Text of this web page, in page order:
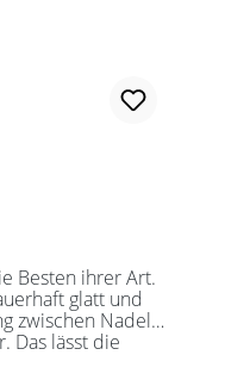
Besten ihrer Art.
glatt und
zwischen Nadel
Das lässt die